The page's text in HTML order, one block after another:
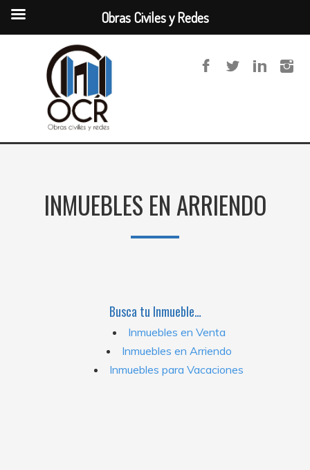
INMUEBLES EN ARRIENDO
Busca tu Inmueble…
Inmuebles en Venta
Inmuebles en Arriendo
Inmuebles para Vacaciones
Obras Civiles y Redes